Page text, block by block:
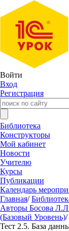
Войти
Вход
Регистрация
Библиотека
Конструкторы
Мой кабинет
Новости
Учителю
Курсы
Публикации
Календарь
Главная/
Авторы Босова
(Базовый Уровень)/
Тест 2.5. База